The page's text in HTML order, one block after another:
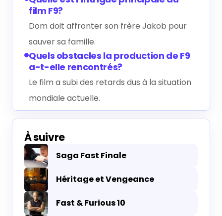
film F9?
Dom doit affronter son frère Jakob pour
sauver sa famille.
Quels obstacles la production de F9
a-t-elle rencontrés?
Le film a subi des retards dus à la situation
mondiale actuelle.
À suivre
Saga Fast Finale
Héritage et Vengeance
Fast & Furious 10